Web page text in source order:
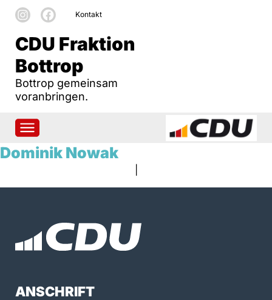
Kontakt
CDU Fraktion
Bottrop
Bottrop gemeinsam
voranbringen.
Dominik Nowak
ANSCHRIFT